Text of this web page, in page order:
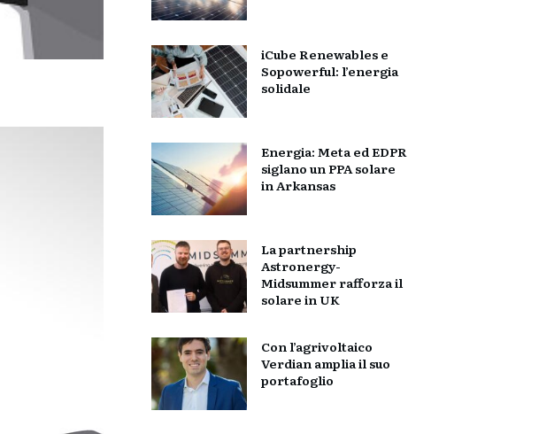
iCube Renewables e
Sopowerful: l’energia
solidale
Energia: Meta ed EDPR
siglano un PPA solare
in Arkansas
La partnership
Astronergy-
Midsummer rafforza il
solare in UK
Con l’agrivoltaico
Verdian amplia il suo
portafoglio